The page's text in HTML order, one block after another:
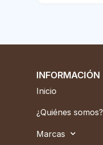
INFORMACIÓN
Inicio
¿Quiénes somos?
Marcas